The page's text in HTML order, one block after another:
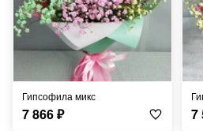
Гипсофила микс
7 866₽ 7